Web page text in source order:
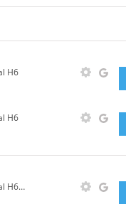
H6
H6
Фильтр воздушный Great Wall Hover H6 Haval H6 (аналог)